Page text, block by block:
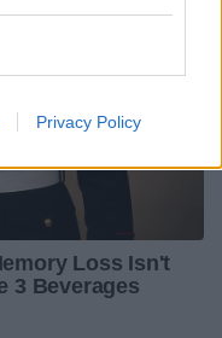
Privacy Policy